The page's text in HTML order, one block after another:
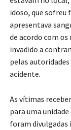
idoso, que sofreu
apresentava
de acordo com
invadido a
pelas
acidente.
As vítimas
para uma
foram divulgadas